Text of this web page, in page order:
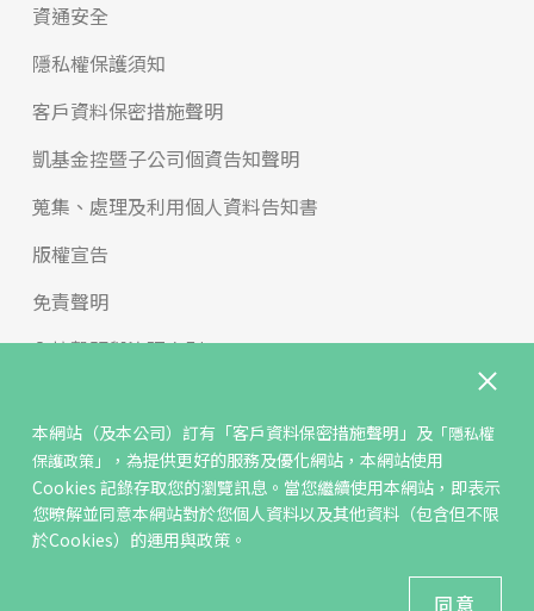
本網站（及本公司）訂有 「客戶資料保密措施聲明」 及「隱私權
保護政策」
，為提供更好的服務及優化網站，本網站使用
Cookies 記錄存取您的瀏覽訊息。當您繼續使用本網站，即表示
您暸解並同意本網站對於您個人資料以及其他資料（包含但不限
於Cookies）的運用與政策。
同意
資通安全
隱私權保護須知
客戶資料保密措施聲明
凱基金控暨子公司個資告知聲明
蒐集、處理及利用個人資料告知書
版權宣告
免責聲明
內控聲明與治理守則
反詐騙專區
年輕族群學習專區